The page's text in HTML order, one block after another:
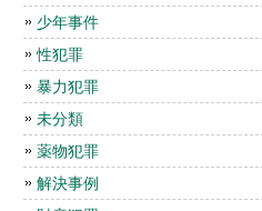
少年事件
性犯罪
暴力犯罪
未分類
薬物犯罪
解決事例